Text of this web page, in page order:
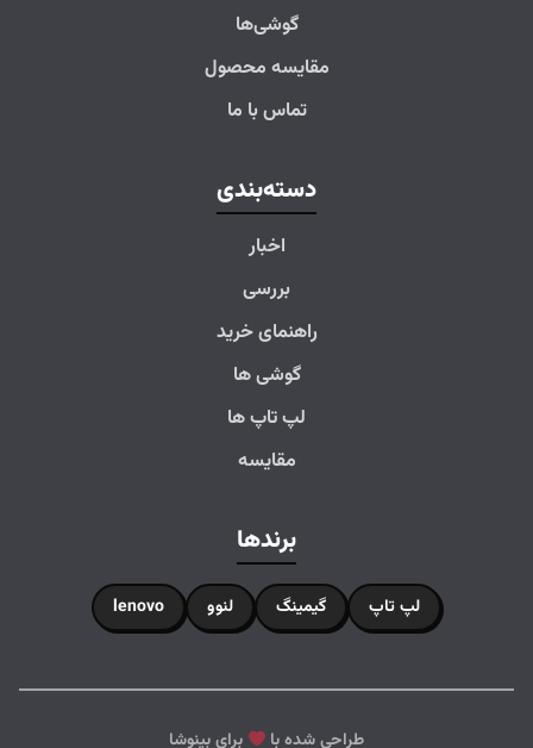
گوشی‌ها
مقایسه محصول
تماس با ما
دسته‌بندی
اخبار
بررسی
راهنمای خرید
گوشی ها
لپ تاپ ها
مقایسه
برندها
لپ تاپ گیمینگ لنوو lenovo
طراحی شده با برای بینوشا